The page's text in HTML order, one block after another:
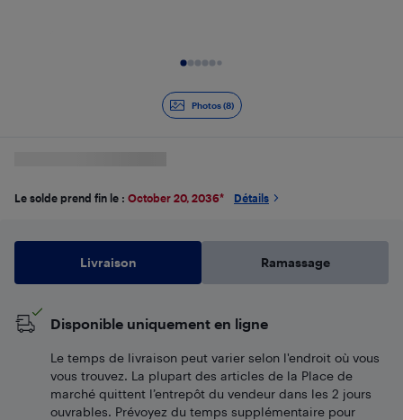
Photos (8)
Le solde prend fin le : October 20, 2036* Détails
Livraison Ramassage
Disponible uniquement en ligne
Le temps de livraison peut varier selon l'endroit où vous
vous trouvez. La plupart des articles de la Place de
marché quittent l’entrepôt du vendeur dans les 2 jours
ouvrables. Prévoyez du temps supplémentaire pour